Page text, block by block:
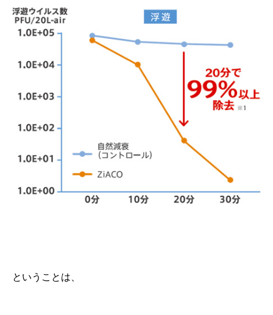
ということは、